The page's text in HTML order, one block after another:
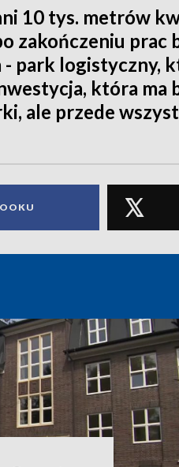
10 tys. metrów
zakończeniu prac
- park logistyczny,
która ma
ale przede